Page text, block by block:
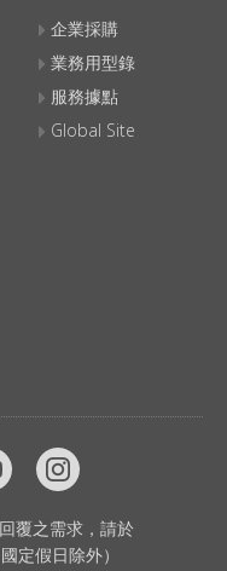
企業採購
業務用型錄
服務據點
Global Site
覆之需求，請於
定假日除外）